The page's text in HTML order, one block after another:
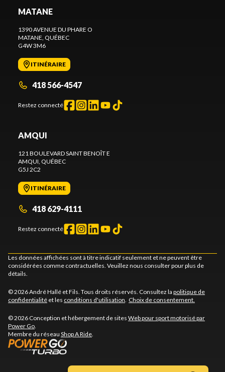
MATANE
1390 AVENUE DU PHARE O
MATANE, QUÉBEC
G4W 3M6
ITINÉRAIRE
418 566-4547
Restez connecté
AMQUI
121 BOULEVARD SAINT BENOÎT E
AMQUI, QUÉBEC
G5J 2C2
ITINÉRAIRE
418 629-4111
Restez connecté
Les données affichées sont à titre indicatif seulement et ne peuvent être
considérées comme contractuelles. Veuillez nous consulter pour plus de
détails.
© 2026 André Hallé et Fils. Tous droits réservés. Consultez la politique de
confidentialité et les conditions d'utilisation. Choix de consentement.
© 2026 Conception et hébergement de sites Web pour sport motorisé par
Power Go.
Membre du réseau Shop A Ride.